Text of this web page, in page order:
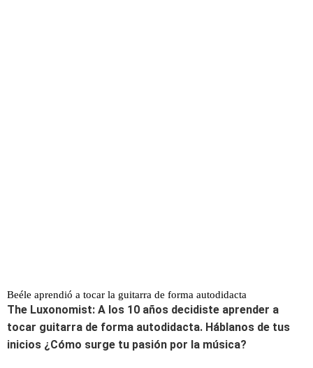
Beéle aprendió a tocar la guitarra de forma autodidacta
The Luxonomist: A los 10 años decidiste aprender a
tocar guitarra de forma autodidacta. Háblanos de tus
inicios ¿Cómo surge tu pasión por la música?